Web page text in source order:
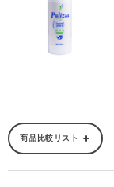
商品比較リスト